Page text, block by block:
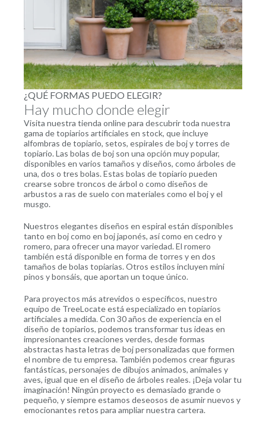
¿QUÉ FORMAS PUEDO ELEGIR?
Hay mucho donde elegir
Visita nuestra tienda online para descubrir toda nuestra
gama de topiarios artificiales en stock, que incluye
alfombras de topiario, setos, espirales de boj y torres de
topiario. Las bolas de boj son una opción muy popular,
disponibles en varios tamaños y diseños, como árboles de
una, dos o tres bolas. Estas bolas de topiario pueden
crearse sobre troncos de árbol o como diseños de
arbustos a ras de suelo con materiales como el boj y el
musgo.
Nuestros elegantes diseños en espiral están disponibles
tanto en boj como en boj japonés, así como en cedro y
romero, para ofrecer una mayor variedad. El romero
también está disponible en forma de torres y en dos
tamaños de bolas topiarias. Otros estilos incluyen mini
pinos y bonsáis, que aportan un toque único.
Para proyectos más atrevidos o específicos, nuestro
equipo de TreeLocate está especializado en topiarios
artificiales a medida. Con 30 años de experiencia en el
diseño de topiarios, podemos transformar tus ideas en
impresionantes creaciones verdes, desde formas
abstractas hasta letras de boj personalizadas que formen
el nombre de tu empresa. También podemos crear figuras
fantásticas, personajes de dibujos animados, animales y
aves, igual que en el diseño de árboles reales. ¡Deja volar tu
imaginación! Ningún proyecto es demasiado grande o
pequeño, y siempre estamos deseosos de asumir nuevos y
emocionantes retos para ampliar nuestra cartera.